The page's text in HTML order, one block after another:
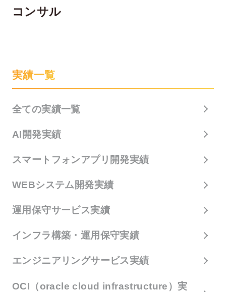
コンサル
実績一覧
全ての実績一覧
AI開発実績
スマートフォンアプリ開発実績
WEBシステム開発実績
運用保守サービス実績
インフラ構築・運用保守実績
エンジニアリングサービス実績
OCI（oracle cloud infrastructure）実